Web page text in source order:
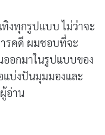
ทิงทุกรูปแบบ ไม่ว่าจะ
รคดี ผมชอบที่จะ
ออกมาในรูปแบบของ
แบ่งปันมุมมองและ
อ่าน